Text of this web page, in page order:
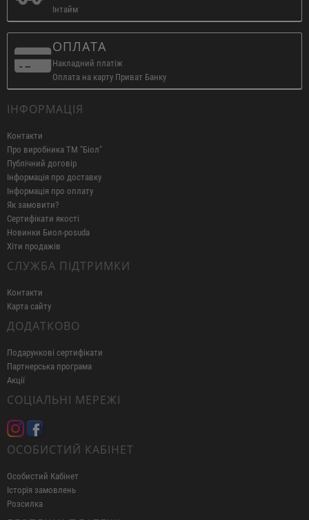
Інтайм
ОПЛАТА
Накладний платіж
Оплата на карту Приват Банку
ІНФОРМАЦІЯ
Контакти
Про виробника ТМ "Біол"
Публічний договір
Інформація про доставку
Інформація про оплату
Як замовити?
Сертифікати якості
Новинки Биол-posuda
Хіти продажів
СЛУЖБА ПІДТРИМКИ
Контакти
Карта сайту
ДОДАТКОВО
Подарункові сертифікати
Партнерська програма
Акції
СОЦІАЛЬНІ МЕРЕЖІ
ОСОБИСТИЙ КАБІНЕТ
Особистий Кабінет
Історія замовлень
Розсилка